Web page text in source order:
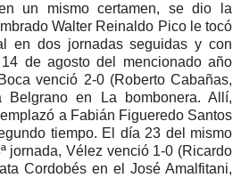
un mismo certamen, se dio la
Walter Reinaldo Pico le tocó
en dos jornadas seguidas y con
de agosto del mencionado año
venció 2-0 (Roberto Cabañas,
en La bombonera. Allí,
a Fabián Figueredo Santos
tiempo. El día 23 del mismo
jornada, Vélez venció 1-0 (Ricardo
Cordobés en el José Amalfitani,